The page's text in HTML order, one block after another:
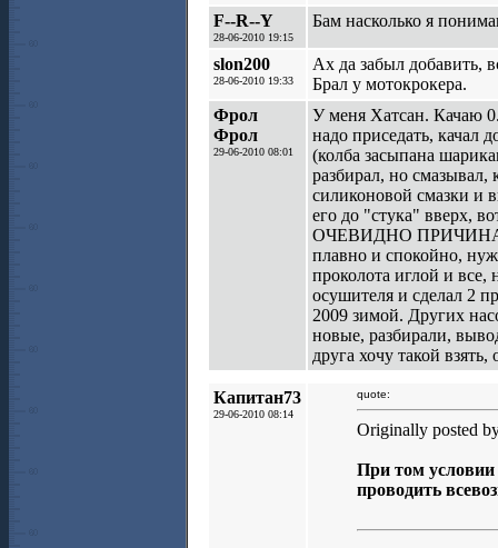
F--R--Y
28-06-2010 19:15
Бам насколько я
slon200
28-06-2010 19:33
Ах да забыл добавить,
Брал у мотокрокера.
Фрол
Фрол
29-06-2010 08:01
У меня Хатсан. Качаю
надо приседать, качал
(колба засыпана
разбирал, но смазывал,
силиконовой смазки и
его до "стука" вверх,
ОЧЕВИДНО ПРИЧИНА
плавно и спокойно,
проколота иглой и все,
осушителя и сделал 2
2009 зимой. Других
новые, разбирали,
друга хочу такой
Капитан73
29-06-2010 08:14
quote:
Originally posted
При том условии
проводить